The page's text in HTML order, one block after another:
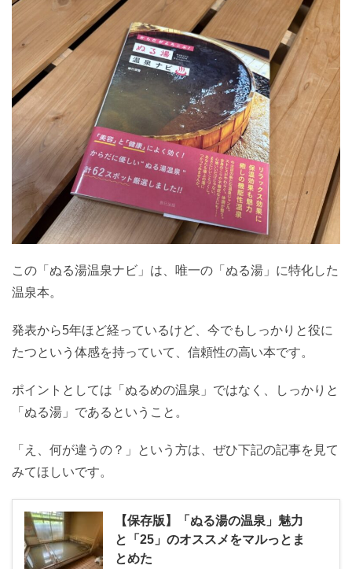
この「ぬる湯温泉ナビ」は、唯一の「ぬる湯」に特化した
温泉本。
発表から5年ほど経っているけど、今でもしっかりと役に
たつという体感を持っていて、信頼性の高い本です。
ポイントとしては「ぬるめの温泉」ではなく、しっかりと
「ぬる湯」であるということ。
「え、何が違うの？」という方は、ぜひ下記の記事を見て
みてほしいです。
【保存版】「ぬる湯の温泉」魅力
と「25」のオススメをマルっとま
とめた